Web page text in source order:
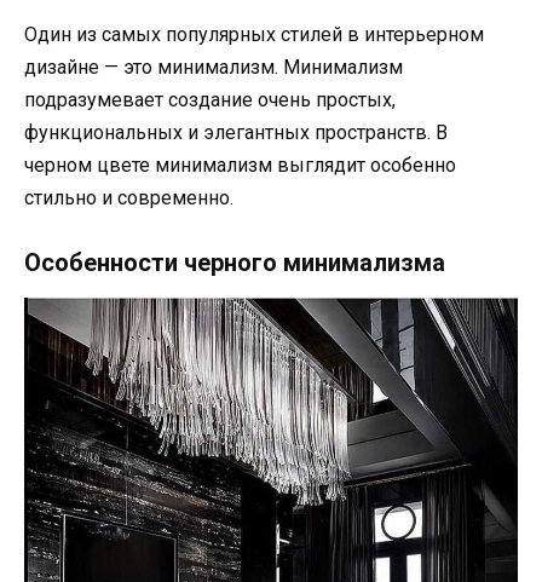
Один из самых популярных стилей в интерьерном
дизайне — это минимализм. Минимализм
подразумевает создание очень простых,
функциональных и элегантных пространств. В
черном цвете минимализм выглядит особенно
стильно и современно.
Особенности черного минимализма